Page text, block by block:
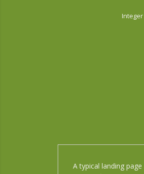
A typical landing